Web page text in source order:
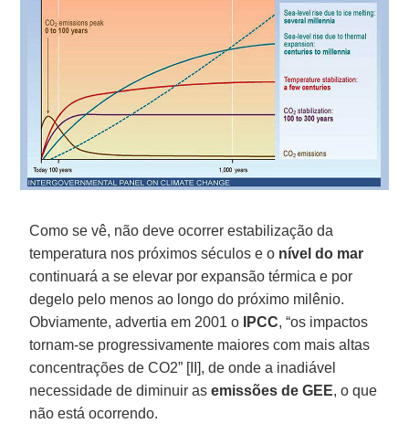
Como se vê, não deve ocorrer estabilização da
temperatura nos próximos séculos e o nível do mar
continuará a se elevar por expansão térmica e por
degelo pelo menos ao longo do próximo milênio.
Obviamente, advertia em 2001 o
IPCC, “os impactos
tornam-se progressivamente maiores com mais altas
concentrações de CO2” [II], de onde a inadiável
necessidade de diminuir asemissões de GEE, o que
não está ocorrendo.